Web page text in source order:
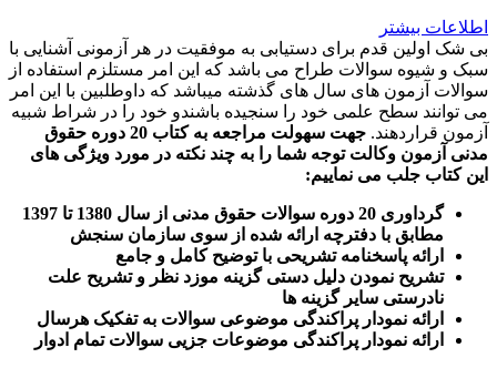
اطلاعات بیشتر
بی شک اولین قدم برای دستیابی به موفقیت در هر آزمونی آشنایی با
سبک و شیوه سوالات طراح می باشد که این امر مستلزم استفاده از
سوالات آزمون های سال های گذشته میباشد که داوطلبین با این امر
می توانند سطح علمی خود را سنجیده باشندو خود را در شراط شبیه
آزمون قراردهند.
جهت سهولت مراجعه به کتاب 20 دوره حقوق
مدنی آزمون وکالت توجه شما را به چند نکته در مورد ویژگی های
این کتاب جلب می نماییم:
گرداوری 20 دوره سوالات حقوق مدنی از سال 1380 تا 1397
مطابق با دفترچه ارائه شده از سوی سازمان سنجش
ارائه پاسخنامه تشریحی با توضیح کامل و جامع
تشریح نمودن دلیل دستی گزینه موزد نظر و تشریح علت
نادرستی سایر گزینه ها
ارائه نمودار پراکندگی موضوعی سوالات به تفکیک هرسال
رائه نمودار پراکندگی موضوعات جزیی سوالات تمام ادوار